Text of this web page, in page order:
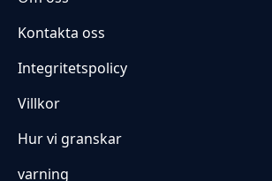
Kontakta oss
Integritetspolicy
Villkor
Hur vi granskar
varning